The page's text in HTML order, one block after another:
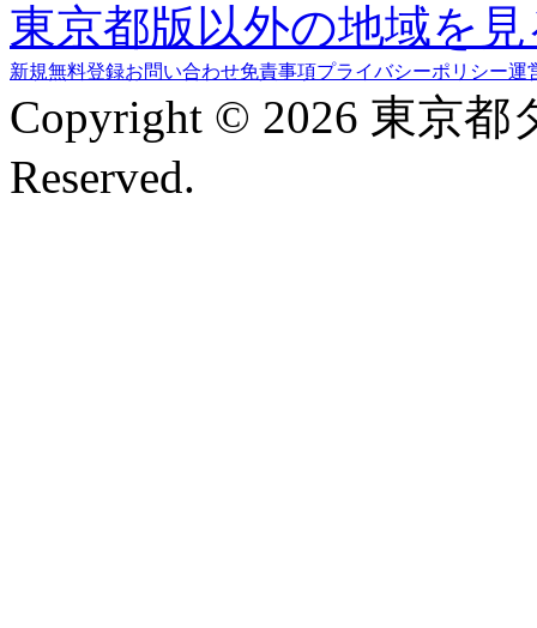
東京都版以外の地域を
新規無料登録お問い合わせ免責事項プライバシーポリシー運
Copyright © 2026 東京
Reserved.